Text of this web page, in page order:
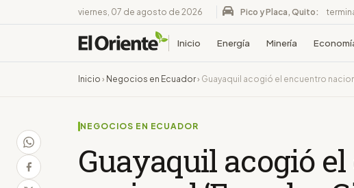
viernes, 07 de agosto de 2026 Pico y Placa, Quito:
Inicio Energía Minería
Inicio › Negocios en Ecuador› Guayaquil acogió el encuentro
NEGOCIOS EN ECUADOR
Guayaquil acogió